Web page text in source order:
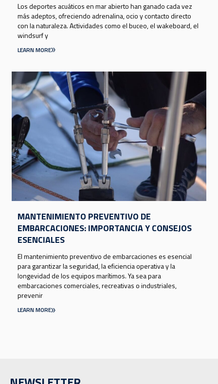
Los deportes acuáticos en mar abierto han ganado cada vez
más adeptos, ofreciendo adrenalina, ocio y contacto directo
con la naturaleza. Actividades como el buceo, el wakeboard, el
windsurf y
LEARN MORE
MANTENIMIENTO PREVENTIVO DE
EMBARCACIONES: IMPORTANCIA Y CONSEJOS
ESENCIALES
El mantenimiento preventivo de embarcaciones es esencial
para garantizar la seguridad, la eficiencia operativa y la
longevidad de los equipos marítimos. Ya sea para
embarcaciones comerciales, recreativas o industriales,
prevenir
LEARN MORE